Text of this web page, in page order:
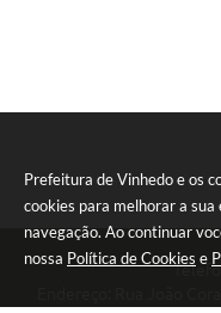
Prefeitura de Vinhedo e os
cookies para melhorar a sua
navegação. Ao continuar
nossa Política de Cookies e
Endereço: Rua João